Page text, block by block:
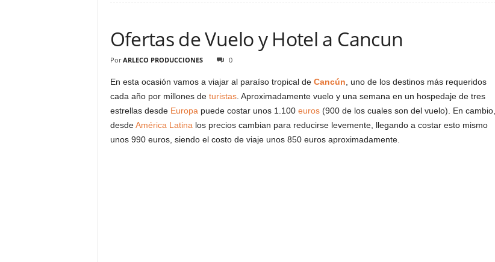
Ofertas de Vuelo y Hotel a Cancun
Por ARLECO PRODUCCIONES 0
En esta ocasión vamos a viajar al paraíso tropical de Cancún , uno de los destinos más requeridos
cada año por millones de turistas. Aproximadamente vuelo y una semana en un hospedaje de tres
estrellas desde Europa puede costar unos 1.100 euros(900 de los cuales son del vuelo). En cambio,
desdeAmérica Latina los precios cambian para reducirse levemente, llegando a costar esto mismo
unos 990 euros, siendo el costo de viaje unos 850 euros aproximadamente.